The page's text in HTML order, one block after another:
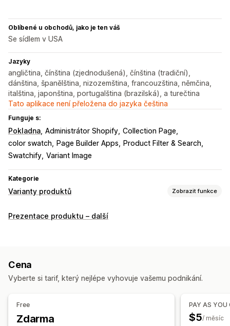
Oblíbené u obchodů, jako je ten váš
Se sídlem v USA
Jazyky
angličtina, čínština (zjednodušená), čínština (tradiční),
dánština, španělština, nizozemština, francouzština, němčina,
italština, japonština, portugalština (brazilská), a turečtina
Tato aplikace není přeložena do jazyka čeština
Funguje s:
Pokladna Administrátor Shopify Collection Page
color swatch
Page Builder Apps
Product Filter & Search
Swatchify Variant Image
Kategorie
Varianty produktů Zobrazit funkce
Přizpůsobení
Skladové zásoby
Skrytí produktů, které nejsou skladem
Dostupnost skladových zásob
Prezentace produktu – další
Cena
Vyberte si tarif, který nejlépe vyhovuje vašemu podnikání.
Free
Zdarma
PAY AS YOU
$5/ měsíc